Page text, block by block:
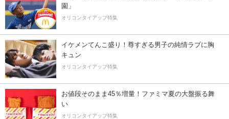
園」
オリコンタイアップ特集
イケメンてんこ盛り！尊すぎる男子の純情ラブに胸
キュン
オリコンタイアップ特集
お値段そのまま45％増量！ファミマ夏の大盤振る舞
い
オリコンタイアップ特集